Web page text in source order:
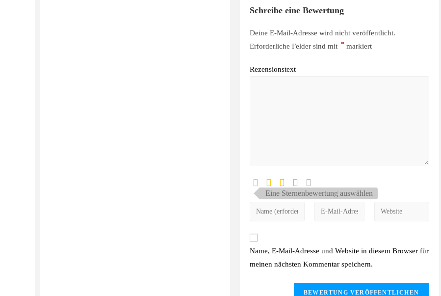
Schreibe eine Bewertung
Deine E-Mail-Adresse wird nicht veröffentlicht.
Erforderliche Felder sind mit *markiert
Rezensionstext
Eine Sternenbewertung auswählen
Name, E-Mail-Adresse und Website in diesem Browser für
meinen nächsten Kommentar speichern.